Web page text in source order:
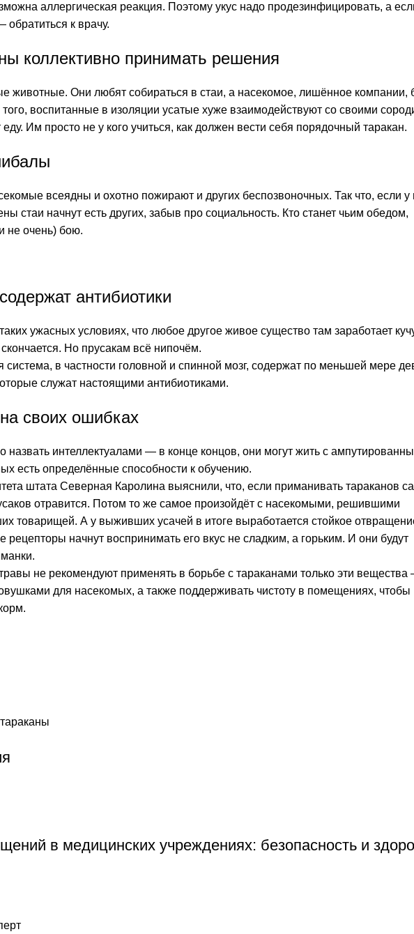
аллергическая реакция. Поэтому укус надо продезинфицировать, а
к врачу.
коллективно принимать решения
животные. Они любят собираться в стаи, а насекомое, лишённое компании,
того, воспитанные в изоляции усатые хуже взаимодействуют со своими
Им просто не у кого учиться, как должен вести себя порядочный таракан.
всеядны и охотно пожирают и других беспозвоночных. Так что, если у
стаи начнут есть других, забыв про социальность. Кто станет чьим обедом,
не очень) бою.
антибиотики
ужасных условиях, что любое другое живое существо там заработает
Но прусакам всё нипочём.
система, в частности головной и спинной мозг, содержат по меньшей мере
служат настоящими антибиотиками.
своих ошибках
назвать интеллектуалами — в конце концов, они могут жить с
есть определённые способности к обучению.
штата Северная Каролина выяснили, что, если приманивать тараканов
отравится. Потом то же самое произойдёт с насекомыми, решившими
товарищей. А у выживших усачей в итоге выработается стойкое
рецепторы начнут воспринимать его вкус не сладким, а горьким. И они будут
не рекомендуют применять в борьбе с тараканами только эти
для насекомых, а также поддерживать чистоту в помещениях, чтобы
в медицинских учреждениях: безопасность и